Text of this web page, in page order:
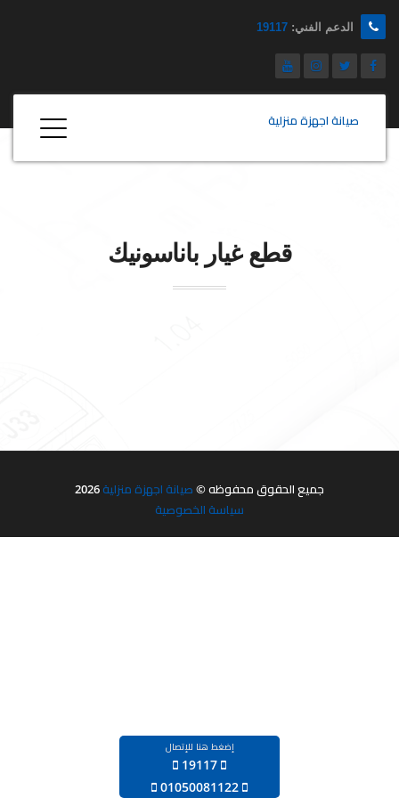
الدعم الفني: 19117
صيانة اجهزة منزلية
قطع غيار باناسونيك
جميع الحقوق محفوظه © صيانة اجهزة منزلية
سياسة الخصوصية
إضغط هنا للإتصال
19117
‪01050081122‬‏